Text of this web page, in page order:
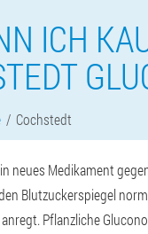
ICH
Cochstedt
neues Medikament
Blutzuckerspiegel
Pflanzliche